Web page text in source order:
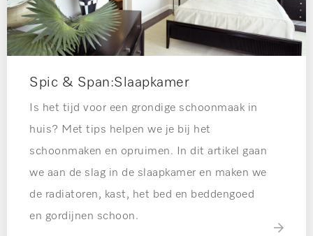
Spic & Span:Slaapkamer
Is het tijd voor een grondige schoonmaak in
huis? Met tips helpen we je bij het
schoonmaken en opruimen. In dit artikel gaan
we aan de slag in de slaapkamer en maken we
de radiatoren, kast, het bed en beddengoed
en gordijnen schoon.